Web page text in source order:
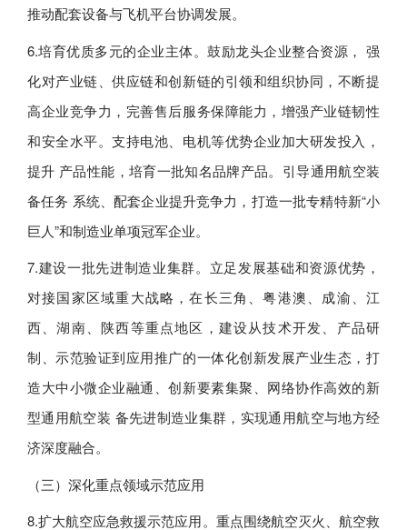
推动配套设备与飞机平台协调发展。
6.培育优质多元的企业主体。鼓励龙头企业整合资源， 强
化对产业链、供应链和创新链的引领和组织协同，不断提
高企业竞争力，完善售后服务保障能力，增强产业链韧性
和安全水平。支持电池、电机等优势企业加大研发投入，
提升 产品性能，培育一批知名品牌产品。引导通用航空装
备任务 系统、配套企业提升竞争力，打造一批专精特新“小
巨人”和制造业单项冠军企业。
7.建设一批先进制造业集群。立足发展基础和资源优势，
对接国家区域重大战略，在长三角、粤港澳、成渝、江
西、湖南、陕西等重点地区，建设从技术开发、产品研
制、示范验证到应用推广的一体化创新发展产业生态，打
造大中小微企业融通、创新要素集聚、网络协作高效的新
型通用航空装 备先进制造业集群，实现通用航空与地方经
济深度融合。
（三）深化重点领域示范应用
8.扩大航空应急救援示范应用。重点围绕航空灭火、航空救